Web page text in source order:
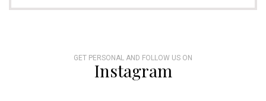
GET PERSONAL AND FOLLOW US ON
Instagram